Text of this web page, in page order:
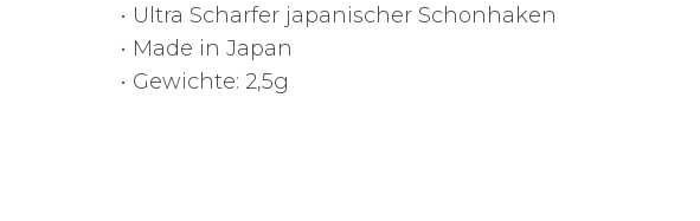
• Ultra Scharfer japanischer Schonhaken
• Made in Japan
• Gewichte: 2,5g